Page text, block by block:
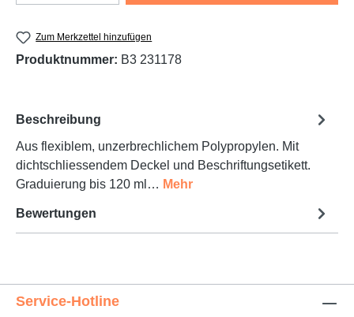
Zum Merkzettel hinzufügen
Produktnummer: B3 231178
Beschreibung
Aus flexiblem, unzerbrechlichem Polypropylen. Mit
dichtschliessendem Deckel und Beschriftungsetikett.
Graduierung bis 120 ml… Mehr
Bewertungen
Service-Hotline